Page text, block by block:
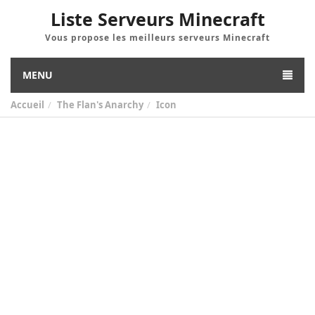
Liste Serveurs Minecraft
Vous propose les meilleurs serveurs Minecraft
MENU
Accueil The Flan's Anarchy Icon